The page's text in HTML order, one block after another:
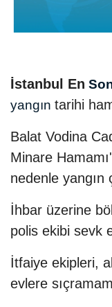
İstanbul En
yangın tarihi
Balat Vodina
Minare
nedenle yangın
İhbar üzerine
polis ekibi sevk
İtfaiye ekipleri,
evlere